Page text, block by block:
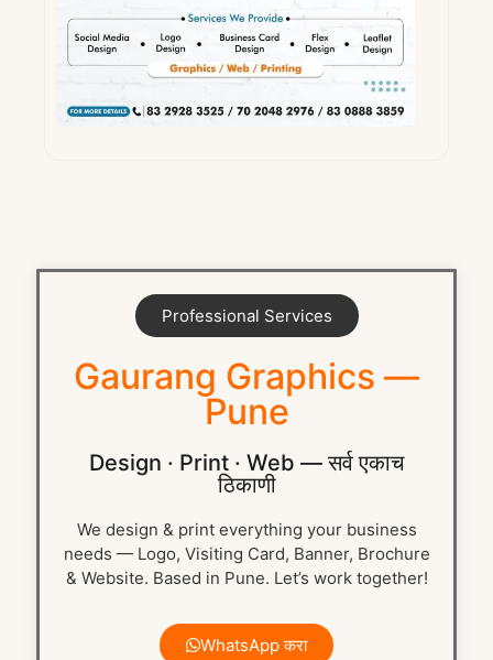
Professional Services
Gaurang Graphics —
Pune
Design · Print · Web — सर्व एकाच
ठिकाणी
We design & print everything your business
needs — Logo, Visiting Card, Banner, Brochure
& Website. Based in Pune. Let’s work together!
WhatsApp करा